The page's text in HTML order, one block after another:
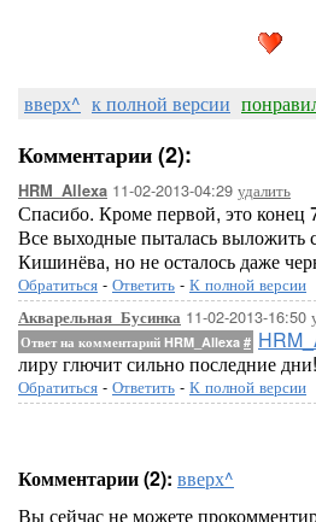
вверх^ к полной версии
Комментарии (2):
HRM_Allexa 11-02-2013-04:29 удалить
Спасибо. Кроме первой, это конец
Все выходные пыталась выложить
Кишинёва, но не осталось даже
Обратиться - Ответить - К полной версии
Акварельная_Бусинка 11-02-2013-16:50
Ответ на комментарий HRM_Allexa #
лиру глючит сильно последние дни!
Обратиться - Ответить - К полной версии
Комментарии (2): вверх^
Вы сейчас не можете